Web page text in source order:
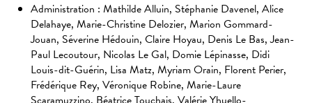
Administration : Mathilde Alluin, Stéphanie Davenel, Alice
Delahaye, Marie-Christine Delozier, Marion Gommard-
Jouan, Séverine Hédouin, Claire Hoyau, Denis Le Bas, Jean-
Paul Lecoutour, Nicolas Le Gal, Domie Lépinasse, Didi
Louis-dit-Guérin, Lisa Matz, Myriam Orain, Florent Perier,
Frédérique Rey, Véronique Robine, Marie-Laure